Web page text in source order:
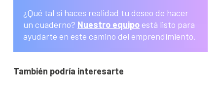
¿Qué tal si haces realidad tu deseo de hacer
un cuaderno? Nuestro equipo está listo para
ayudarte en este camino del emprendimiento.
También podría interesarte